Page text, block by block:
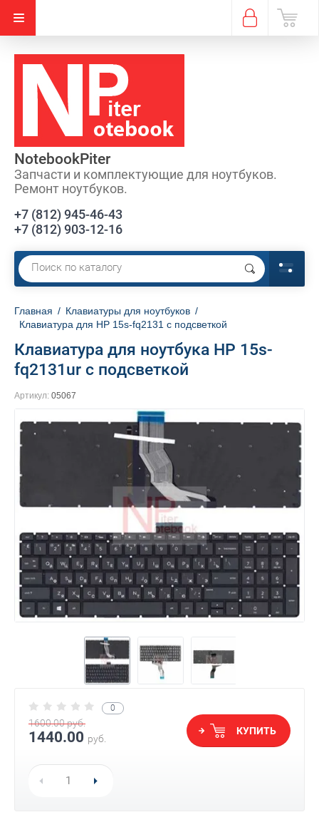
NotebookPiter
Запчасти и комплектующие для ноутбуков.
Ремонт ноутбуков.
+7 (812) 945-46-43
+7 (812) 903-12-16
Главная / Клавиатуры для ноутбуков /
Клавиатура для HP 15s-fq2131 с подсветкой
Клавиатура для ноутбука HP 15s-
fq2131ur с подсветкой
Артикул: 05067
0
1600.00руб.
1440.00 руб.
КУПИТЬ